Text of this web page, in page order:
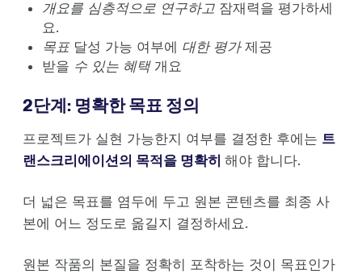
개요를 심층적으로 연구하고 잠재력을 평가하세
요.
목표달성 가능 여부에 대한 평가 제공
받을 수 있는 혜택 개요
2단계: 명확한 목표 정의
프로젝트가 실현 가능한지 여부를 결정한 후에는 트
랜스크리에이션의 목적을 명확히 해야 합니다.
더 넓은 목표를 염두에 두고 원본 콘텐츠를 최종 사
본에 어느 정도로 옮길지 결정하세요.
원본 작품의 본질을 정확히 포착하는 것이 목표인가